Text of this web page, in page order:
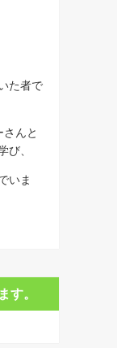
た者で
んと
び、
いま
す。